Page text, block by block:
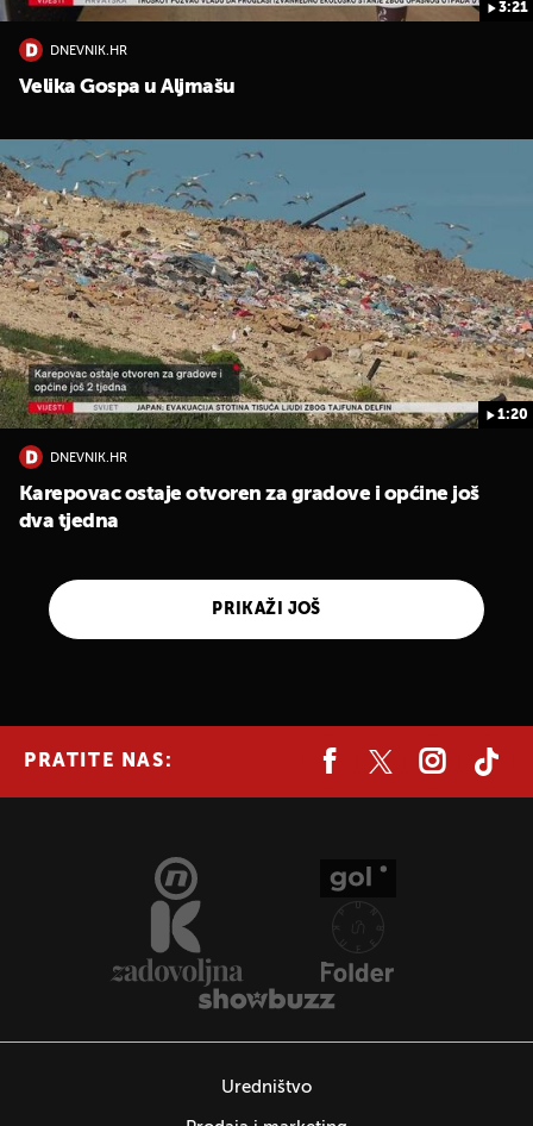
3:21
DNEVNIK.HR
Velika Gospa u Aljmašu
1:20
DNEVNIK.HR
Karepovac ostaje otvoren za gradove i općine još
dva tjedna
PRIKAŽI JOŠ
PRATITE NAS:
Uredništvo